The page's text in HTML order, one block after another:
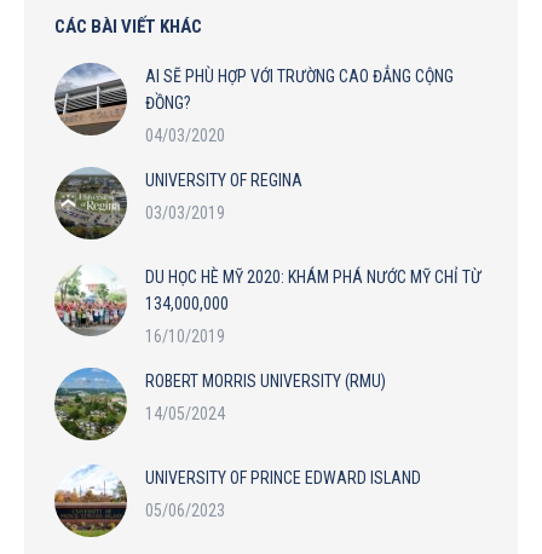
CÁC BÀI VIẾT KHÁC
AI SẼ PHÙ HỢP VỚI TRƯỜNG CAO ĐẲNG CỘNG
ĐỒNG?
04/03/2020
UNIVERSITY OF REGINA
03/03/2019
DU HỌC HÈ MỸ 2020: KHÁM PHÁ NƯỚC MỸ CHỈ TỪ
134,000,000
16/10/2019
ROBERT MORRIS UNIVERSITY (RMU)
14/05/2024
UNIVERSITY OF PRINCE EDWARD ISLAND
05/06/2023